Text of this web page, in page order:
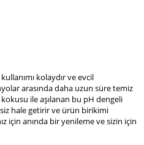
kolaydır ve evcil
arasında daha uzun süre temiz
ile aşılanan bu pH dengeli
hale getirir ve ürün birikimi
için anında bir yenileme ve sizin için